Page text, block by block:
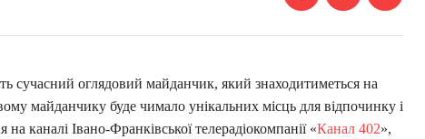
сучасний оглядовий майданчик, який знаходитиметься на
майданчику буде чимало унікальних місць для відпочинку і
каналі Івано-Франківської телерадіокомпанії «Канал 402»,